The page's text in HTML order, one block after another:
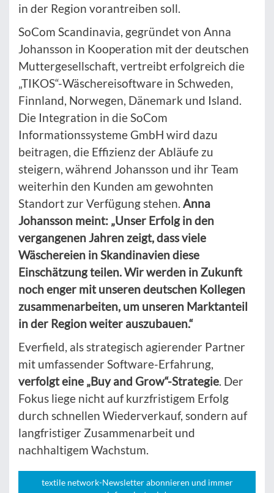
in der Region vorantreiben soll.
SoCom Scandinavia, gegründet von Anna
Johansson in Kooperation mit der deutschen
Muttergesellschaft, vertreibt erfolgreich die
„TIKOS“-Wäschereisoftware in Schweden,
Finnland, Norwegen, Dänemark und Island.
Die Integration in die SoCom
Informationssysteme GmbH wird dazu
beitragen, die Effizienz der Abläufe zu
steigern, während Johansson und ihr Team
weiterhin den Kunden am gewohnten
Standort zur Verfügung stehen. Anna
Johansson meint: „Unser Erfolg in den
vergangenen Jahren zeigt, dass viele
Wäschereien in Skandinavien diese
Einschätzung teilen. Wir werden in Zukunft
noch enger mit unseren deutschen Kollegen
zusammenarbeiten, um unseren Marktanteil
in der Region weiter auszubauen.“
Everfield, als strategisch agierender Partner
mit umfassender Software-Erfahrung,
verfolgt eine „Buy and Grow“-Strategie. Der
Fokus liege nicht auf kurzfristigem Erfolg
durch schnellen Wiederverkauf, sondern auf
langfristiger Zusammenarbeit und
nachhaltigem Wachstum.
textile network-Newsletter abonnieren und immer